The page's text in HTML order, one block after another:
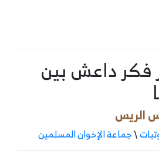
فكر داعش بين
الريس
\جماعة الإخوان المسلمين